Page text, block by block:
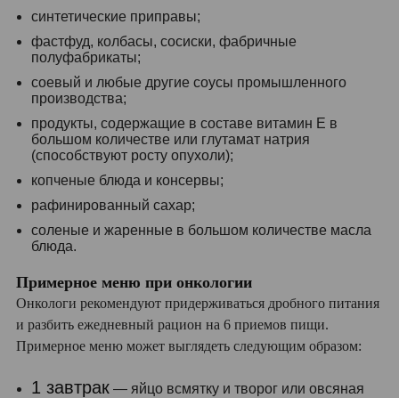
синтетические приправы;
фастфуд, колбасы, сосиски, фабричные
полуфабрикаты;
соевый и любые другие соусы промышленного
производства;
продукты, содержащие в составе витамин Е в
большом количестве или глутамат натрия
(способствуют росту опухоли);
копченые блюда и консервы;
рафинированный сахар;
соленые и жаренные в большом количестве масла
блюда.
Примерное меню при онкологии
Онкологи рекомендуют придерживаться дробного питания
и разбить ежедневный рацион на 6 приемов пищи.
Примерное меню может выглядеть следующим образом:
1 завтрак— яйцо всмятку и творог или овсяная